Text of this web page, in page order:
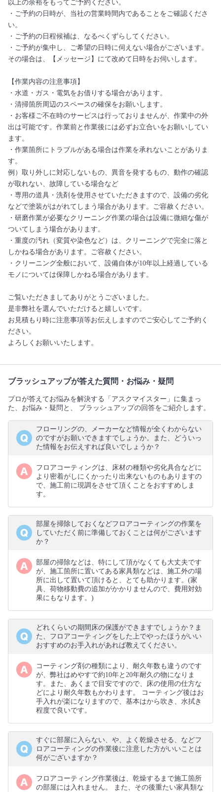
以上の余裕をもってご予約ください。
・ご予約の日時が、当社の営業時間内であることをご確認くださ
い。
・ご予約の日程候補は、なるべくずらしてください。
・ご予約が集中し、ご希望の日時に伺えない場合がございます。
その場合は、【メッセージ】にて改めて日時をお伺いします。
【作業内容の注意事項】
・水道・ガス・電気をお借りする場合があります。
・清掃箇所周辺のスペースの確保をお願いします。
・お客様ご不在時のサービスは行っておりませんが、作業中の外
出は可能です。作業前と作業後には必ずお立合いをお願いしてい
ます。
・作業箇所にトラブルがある場合は作業を承れないことがありま
す。
例）取り外しに対応しないもの、異音を発するもの、動作の確認
が取れない、故障している場合など
・専用の道具・洗剤を使用させていただきますので、設備の劣化
などで塗装がはがれてしまう場合があります。ご容赦ください。
・研磨作業が必要なクリーニング作業の場合は設備に微細な傷が
ついてしまう場合があります。
・重度の汚れ（変質や染色など）は、クリーニングで完全に落と
しかねる場合があります。ご容赦ください。
・クリーニング全般において、設備自体が10年以上経過している
モノについては保障しかねる場合があります。
ご覧いただきましてありがとうございました。
是非弊社を選んでいただけると嬉しいです。
お見積もり時に注意事項等お伝えしますのでご安心してご予約く
ださい。
よろしくお願いいたします。
ブラッシュアップが答えた質問・お悩み・疑問
プロが答えてお悩みを解決する「アスクマイスター」に集まっ
た、お悩み・疑問と、 ブラッシュアップの回答をご紹介します。
フローリングの、メーカーなど情報が全くわからない
のですがお願いできますでしょうか。また、どういっ
た情報をお伝えすれば良いでしょうか？
フロアコーティングは、床材の種類や劣化具合などに
より密着がしにくかったり出来ないものもありますの
で、施工前に現調をさせて頂くことをおすすめしま
す。
部屋を掃除しておくなどフロアコーティングの作業を
していただく前に準備しておくことは何がございます
か？
部屋の掃除などは、特にして頂がなくても大丈夫です
が、施工箇所に置いてある家具類などは、施工外の場
所に出して置いて頂けると、とても助かります。(家
具、荷物移動費の追加がかかりませんので、費用対効
果にもなります。)
どれくらいの期間床の保護ができますでしょうか？ま
た、フロアコーティングをした上でやったほうがいい
おすすめのお手入れがあれば教えてください。
コーティング剤の種類により、耐久年数も違うのです
が、弊社はめやすで約10年と20年耐久の物になりま
す。また、あくまで目安ですので、床の使用の仕方な
どにより耐久年数もかわります。 コーティング後はお
手入れが楽になりますので、基本はから吹き、水拭き
程度で良いです。
すぐに部屋に入らない、や、よく乾燥させる、などフ
ロアコーティングの作業後に注意した方がいいことは
何がございますか？
フロアコーティング作業後は、乾燥するまで施工箇所
の部屋には入れません。 また、その後重たい家具類な